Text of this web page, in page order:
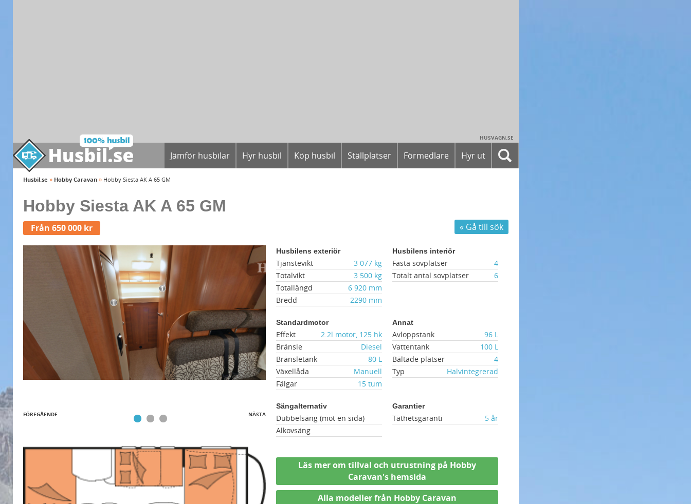
HUSVAGN.SE
Jämför husbilar Hyr husbil Köp husbil Ställplatser Förmedlare Hyr ut
Husbil.se » Hobby Caravan » Hobby Siesta AK A 65 GM
Hobby Siesta AK A 65 GM
Från 650 000 kr « Gå till sök
FÖREGÅENDE NÄSTA
Husbilens exteriör
Tjänstevikt
3 077 kg
Totalvikt
3 500 kg
Totallängd
6 920 mm
Bredd
2290 mm
Husbilens interiör
Fasta sovplatser
4
Totalt antal sovplatser
6
Standardmotor
Effekt
2.2l motor, 125 hk
Bränsle
Diesel
Bränsletank
80 L
Växellåda
Manuell
Fälgar
15 tum
Annat
Avloppstank
96 L
Vattentank
100 L
Bältade platser
4
Typ
Halvintegrerad
Sängalternativ
Dubbelsäng (mot en sida)
Alkovsäng
Garantier
Täthetsgaranti 5 år
Läs mer om tillval och utrustning på Hobby
Caravan's hemsida
Alla modeller från Hobby Caravan